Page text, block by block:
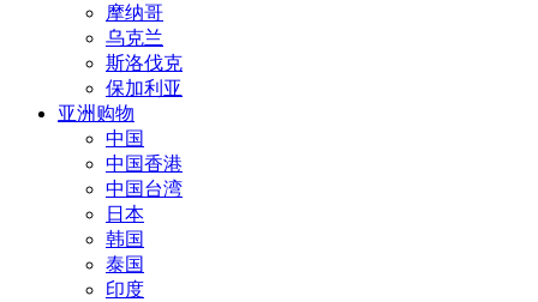
摩纳哥
乌克兰
斯洛伐克
保加利亚
亚洲购物
中国
中国香港
中国台湾
日本
韩国
泰国
印度